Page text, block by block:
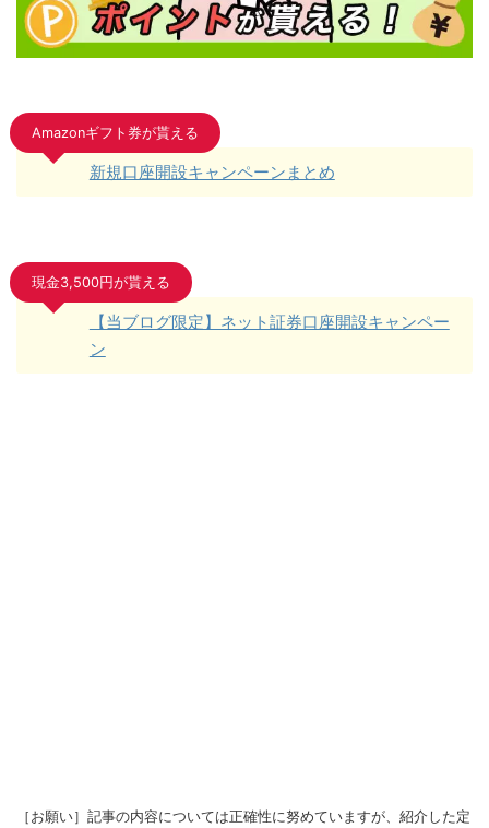
Amazonギフト券が貰える
新規口座開設キャンペーンまとめ
現金3,500円が貰える
【当ブログ限定】ネット証券口座開設キャンペー
ン
［お願い］記事の内容については正確性に努めていますが、紹介した定